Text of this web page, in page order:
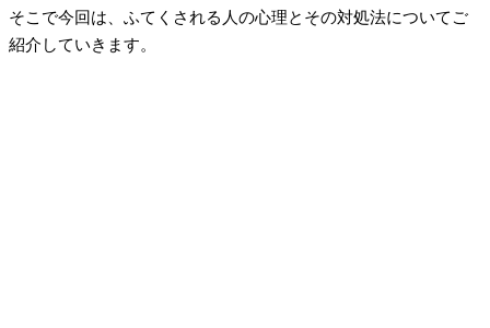
そこで今回は、ふてくされる人の心理とその対処法についてご
紹介していきます。